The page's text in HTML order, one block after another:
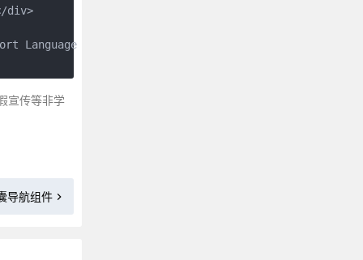
div>
Language 的缩写</div>
宣传等非学
导航组件